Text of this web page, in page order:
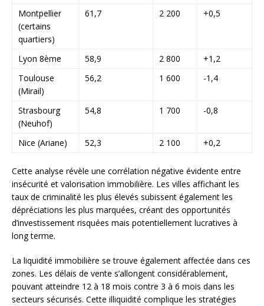
Montpellier
(certains
quartiers)
61,7 2 200 +0,5
Lyon 8ème 58,9 2 800
+1,2
Toulouse
(Mirail)
56,2 1 600 -1,4
Strasbourg
(Neuhof)
54,8 1 700 -0,8
Nice (Ariane) 52,3 2 100 +0,2
Cette analyse révèle une corrélation négative évidente entre
insécurité et valorisation immobilière. Les villes affichant les
taux de criminalité les plus élevés subissent également les
dépréciations les plus marquées, créant des opportunités
d’investissement risquées mais potentiellement lucratives à
long terme.
La liquidité immobilière se trouve également affectée dans ces
zones. Les délais de vente s’allongent considérablement,
pouvant atteindre 12 à 18 mois contre 3 à 6 mois dans les
secteurs sécurisés. Cette illiquidité complique les stratégies